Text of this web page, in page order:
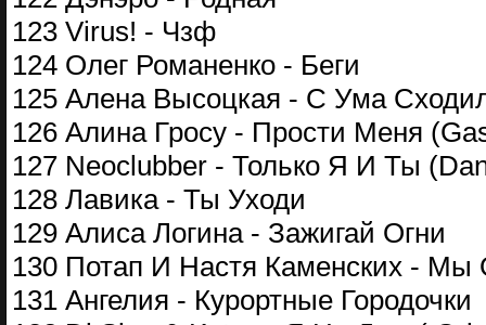
123 Virus! - Чзф
124 Олег Романенко - Беги
125 Алена Высоцкая - С Ума
126 Алина Гросу - Прости Меня
127 Neoclubber - Только Я И Ты
128 Лавика - Ты Уходи
129 Алиса Логина - Зажигай Огни
130 Потап И Настя Каменских - Мы
131 Ангелия - Курортные Городочки